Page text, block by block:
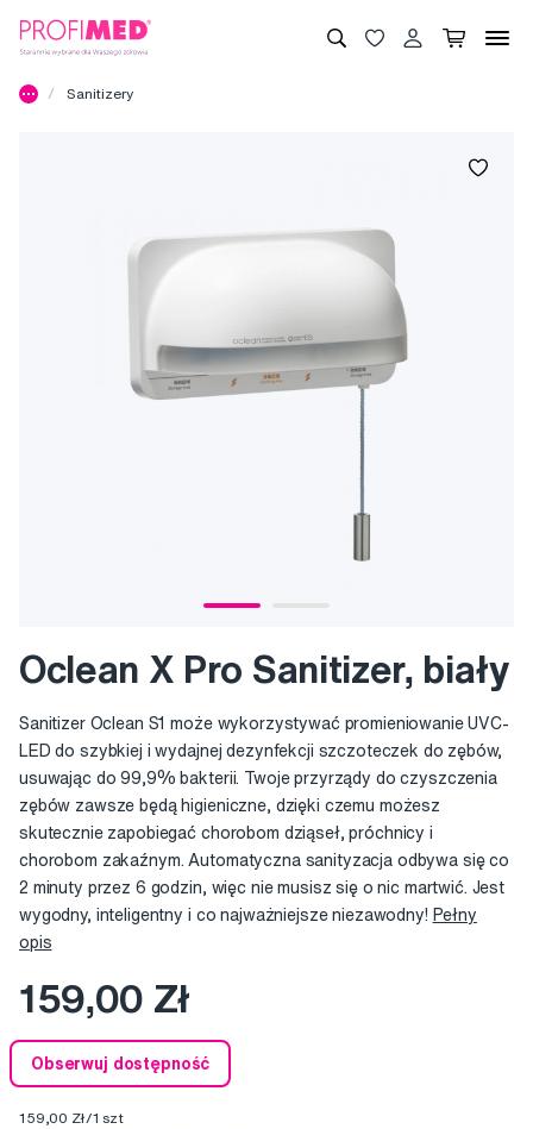
Sanitizery
Oclean X Pro Sanitizer, biały
Sanitizer Oclean S1 może wykorzystywać promieniowanie UVC-
LED do szybkiej i wydajnej dezynfekcji szczoteczek do zębów,
usuwając do 99,9% bakterii. Twoje przyrządy do czyszczenia
zębów zawsze będą higieniczne, dzięki czemu możesz
skutecznie zapobiegać chorobom dziąseł, próchnicy i
chorobom zakaźnym. Automatyczna sanityzacja odbywa się co
2 minuty przez 6 godzin, więc nie musisz się o nic martwić. Jest
wygodny, inteligentny i co najważniejsze niezawodny! Pełny
opis
159,00 Zł
Obserwuj dostępność
159,00 Zł/1 szt